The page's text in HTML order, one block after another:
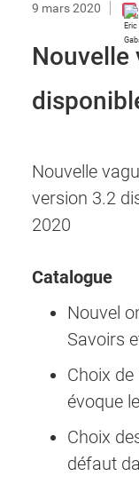
9 mars 2020
Nouvelle
Nouvelle
version 3.2
2020
Catalogue
Nouvel
Savoirs
Choix
évoque
Choix
défaut